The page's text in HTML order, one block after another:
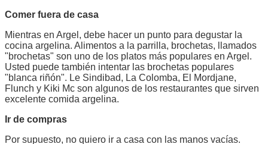
Comer fuera de casa
Mientras en Argel, debe hacer un punto para degustar la
cocina argelina. Alimentos a la parrilla, brochetas, llamados
"brochetas" son uno de los platos más populares en Argel.
Usted puede también intentar las brochetas populares
"blanca riñón". Le Sindibad, La Colomba, El Mordjane,
Flunch y Kiki Mc son algunos de los restaurantes que sirven
excelente comida argelina.
Ir de compras
Por supuesto, no quiero ir a casa con las manos vacías.